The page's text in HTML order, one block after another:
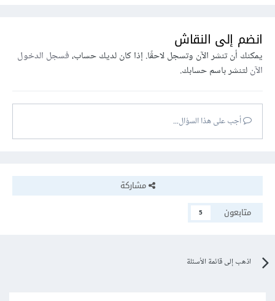
انضم إلى النقاش
يمكنك أن تنشر الآن وتسجل لاحقًا. إذا كان لديك حساب،فسجل الدخول
الآنلتنشر باسم حسابك.
أجب على هذا السؤال...
مشاركة
متابعون
5
اذهب إلى قائمة الأسئلة